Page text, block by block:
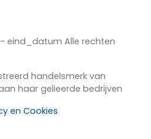
eind_datum Alle rechten
handelsmerk van
haar gelieerde bedrijven
en Cookies